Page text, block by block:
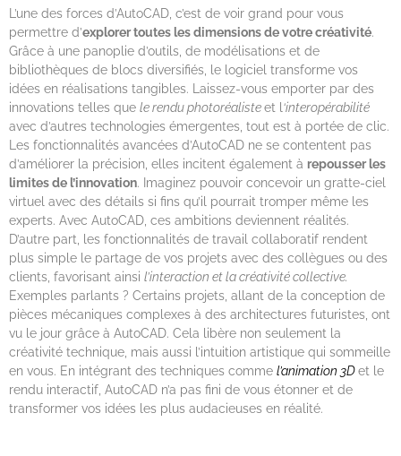
L’une des forces d’AutoCAD, c’est de voir grand pour vous
permettre d’explorer toutes les dimensions de votre créativité.
Grâce à une panoplie d’outils, de modélisations et de
bibliothèques de blocs diversifiés, le logiciel transforme vos
idées en réalisations tangibles. Laissez-vous emporter par des
innovations telles que le rendu photoréalisteet l ‘interopérabilité
avec d’autres technologies émergentes, tout est à portée de clic.
Les fonctionnalités avancées d’AutoCAD ne se contentent pas
d’améliorer la précision, elles incitent également à repousser les
limites de l’innovation. Imaginez pouvoir concevoir un gratte-ciel
virtuel avec des détails si fins qu’il pourrait tromper même les
experts. Avec AutoCAD, ces ambitions deviennent réalités.
D’autre part, les fonctionnalités de travail collaboratif rendent
plus simple le partage de vos projets avec des collègues ou des
clients, favorisant ainsi l’interaction et la créativité collective.
Exemples parlants ? Certains projets, allant de la conception de
pièces mécaniques complexes à des architectures futuristes, ont
vu le jour grâce à AutoCAD. Cela libère non seulement la
créativité technique, mais aussi l’intuition artistique qui sommeille
en vous. En intégrant des techniques comme l’animation 3Det le
rendu interactif, AutoCAD n’a pas fini de vous étonner et de
transformer vos idées les plus audacieuses en réalité.